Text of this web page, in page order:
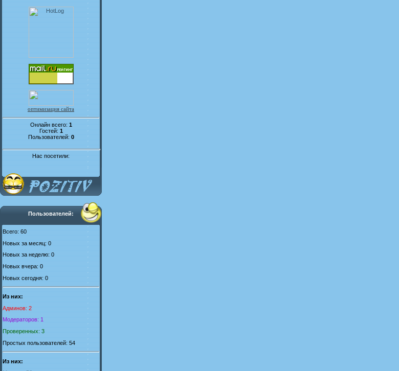
оптимизация сайта
Онлайн всего: 1
Гостей: 1
Пользователей: 0
Нас посетили:
Пользователей:
Всего: 60
Новых за месяц: 0
Новых за неделю: 0
Новых вчера: 0
Новых сегодня: 0
Из них:
Админов: 2
Модераторов: 1
Проверенных: 3
Простых пользователей: 54
Из них: